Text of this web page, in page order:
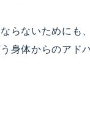
らないためにも
身体からのアドバ